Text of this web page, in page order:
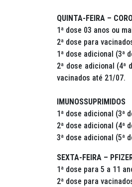
QUINTA-FEIRA –
1ª dose 03 anos ou
2ª dose para
1ª dose adicional (3ª
2ª dose adicional (4ª
vacinados até 21/07.
IMUNOSSUPRIMIDOS
1ª dose adicional (3ª
2ª dose adicional (4ª
3ª dose adicional (5ª
SEXTA-FEIRA –
1ª dose para 5 a 11
2ª dose para